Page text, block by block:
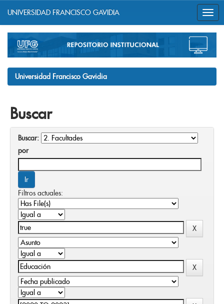
navigation
UNIVERSIDAD FRANCISCO GAVIDIA
Universidad Francisco Gavidia
Buscar
Buscar:
por
Filtros actuales: